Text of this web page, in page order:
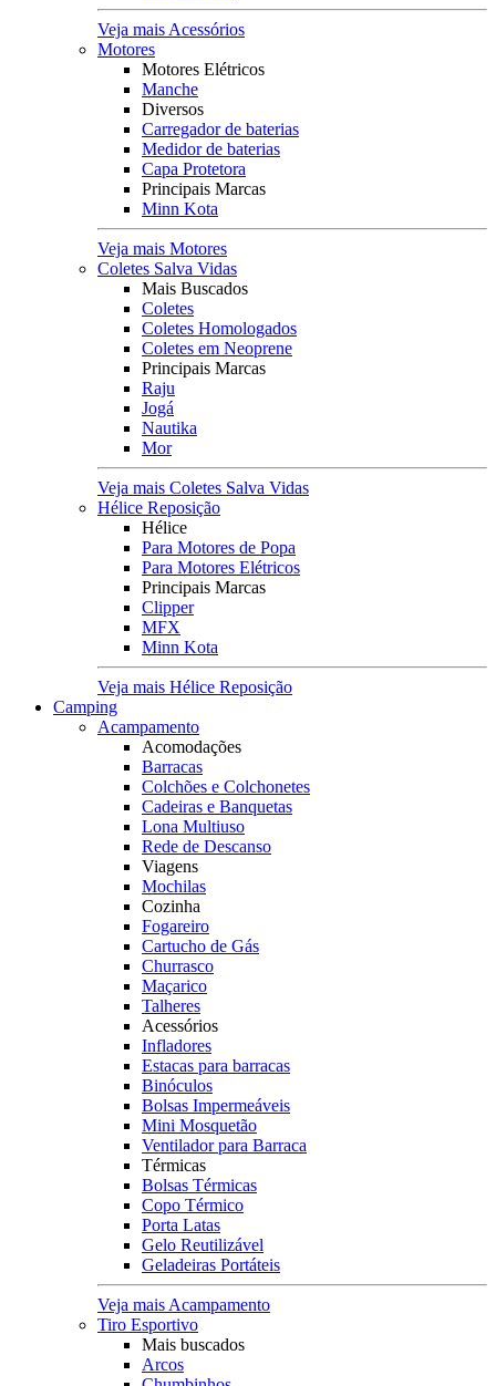
Veja mais Acessórios
Motores
Motores Elétricos
Manche
Diversos
Carregador de baterias
Medidor de baterias
Capa Protetora
Principais Marcas
Minn Kota
Veja mais Motores
Coletes Salva Vidas
Mais Buscados
Coletes
Coletes Homologados
Coletes em Neoprene
Principais Marcas
Raju
Jogá
Nautika
Mor
Veja mais Coletes Salva Vidas
Hélice Reposição
Hélice
Para Motores de Popa
Para Motores Elétricos
Principais Marcas
Clipper
MFX
Minn Kota
Veja mais Hélice Reposição
Camping
Acampamento
Acomodações
Barracas
Colchões e Colchonetes
Cadeiras e Banquetas
Lona Multiuso
Rede de Descanso
Viagens
Mochilas
Cozinha
Fogareiro
Cartucho de Gás
Churrasco
Maçarico
Talheres
Acessórios
Infladores
Estacas para barracas
Binóculos
Bolsas Impermeáveis
Mini Mosquetão
Ventilador para Barraca
Térmicas
Bolsas Térmicas
Copo Térmico
Porta Latas
Gelo Reutilizável
Geladeiras Portáteis
Veja mais Acampamento
Tiro Esportivo
Mais buscados
Arcos